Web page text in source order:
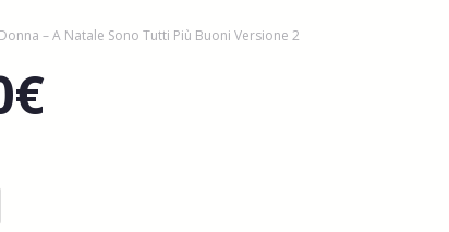
– A Natale Sono Tutti Più Buoni Versione 2
€